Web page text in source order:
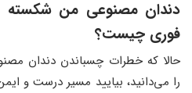
دندان مصنوعی من
فوری چیست؟
حالا که خطرات چسباندن دندان
را می‌دانید، بیایید مسیر درست و